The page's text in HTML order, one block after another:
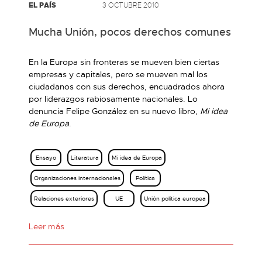
EL PAÍS 3 OCTUBRE 2010
Mucha Unión, pocos derechos comunes
En la Europa sin fronteras se mueven bien ciertas
empresas y capitales, pero se mueven mal los
ciudadanos con sus derechos, encuadrados ahora
por liderazgos rabiosamente nacionales. Lo
denuncia Felipe González en su nuevo libro, Mi idea
de Europa.
Ensayo Literatura Mi idea de Europa
Organizaciones internacionales Política
Relaciones exteriores UE Unión política europea
Leer más